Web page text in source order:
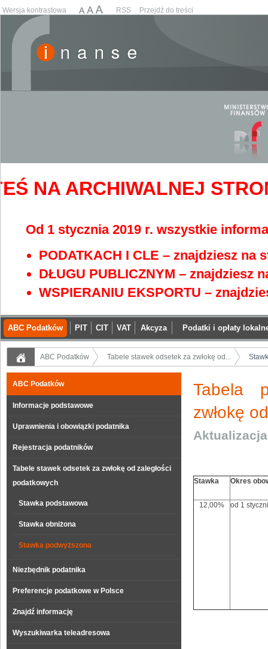
Wersja kontrastowa RSS Przejdź do treści
NA ARCHIWALNEJ
Od 1 stycznia 2019 r. wszystkie
PODATKACH I CLE – znajdziesz na
DŁUGU PUBLICZNYM – znajdziesz
WSPIERANIU EKSPORTU –
ABC Podatków PIT CIT VAT Akcyza Podatki i opłaty
ABC Podatków Tabele stawek odsetek za zwłokę od...
ABC Podatków
Informacje podstawowe
Uprawnienia i obowiązki podatnika
Rejestracja podatników
Tabele stawek odsetek za zwłokę od zaległości
podatkowych
Stawka podstawowa
Stawka obniżona
Stawka podwyższona
Niezbędnik podatnika
Preferencje podatkowe w Polsce
Znajdź informację
Wyszukiwarka teleadresowa
Tabela
zwłokę
Stawka Okres
12,00% od 1